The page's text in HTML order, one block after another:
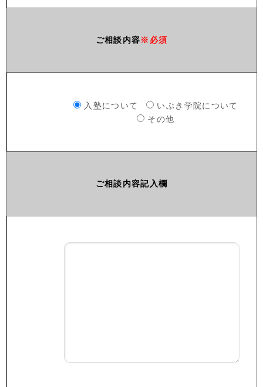
ご相談内容 ※必須
入塾について
いぶき学院について
その他
ご相談内容記入欄